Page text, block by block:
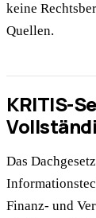
keine
Quellen.
KRITIS-
Das
Finanz- und